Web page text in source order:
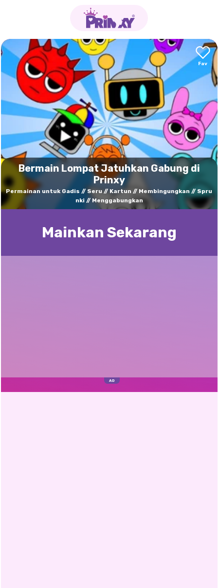
Bermain Lompat Jatuhkan Gabung di
Prinxy
Permainan untuk Gadis Seru Kartun Membingungkan
Spru
nki
Menggabungkan
Mainkan Sekarang